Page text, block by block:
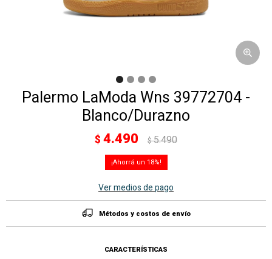
Palermo LaModa Wns 39772704 -
Blanco/Durazno
$ 4.490 $5.490
18
Ver medios de pago
Métodos y costos de envío
CARACTERÍSTICAS